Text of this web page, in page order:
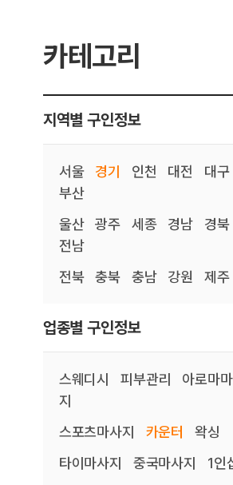
카테고리
지역별 구인정보
서울 경기 인천 대전
대구
부산
울산
광주 세종 경남
경북
전남
전북
충북 충남 강원 제주
업종별 구인정보
스웨디시 피부관리
아로마
지
스포츠마사지
카운터
왁싱
타이마사지
중국마사지
1인